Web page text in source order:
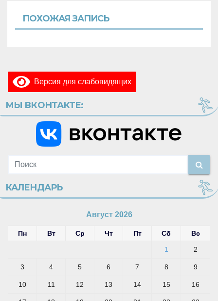
ПОХОЖАЯ ЗАПИСЬ
Версия для слабовидящих
МЫ ВКОНТАКТЕ:
КАЛЕНДАРЬ
Август 2026
Пн Вт Ср Чт Пт Сб Вс
1 2
3 4 5 6 7 8 9
10 11 12 13 14 15 16